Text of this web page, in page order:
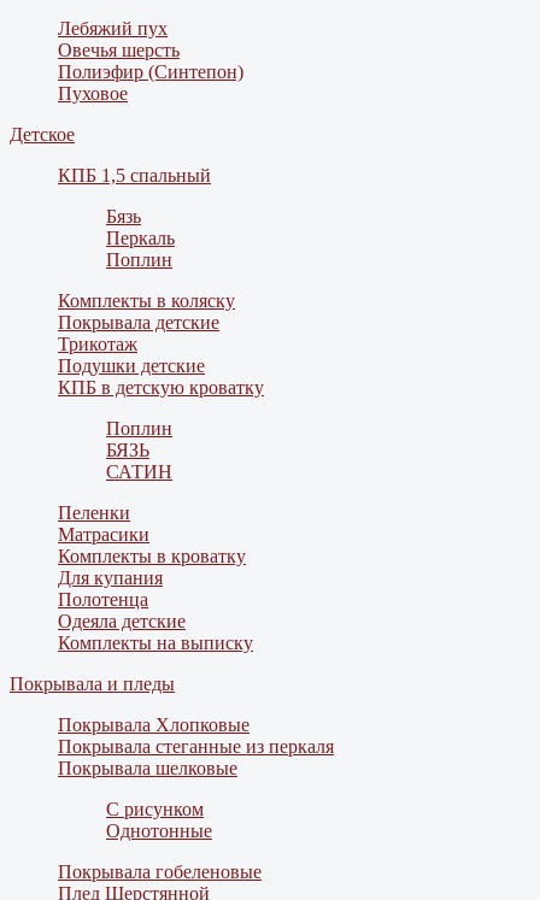
Лебяжий пух
Овечья шерсть
Полиэфир (Синтепон)
Пуховое
Детское
КПБ 1,5 спальный
Бязь
Перкаль
Поплин
Комплекты в коляску
Покрывала детские
Трикотаж
Подушки детские
КПБ в детскую кроватку
Поплин
БЯЗЬ
САТИН
Пеленки
Матрасики
Комплекты в кроватку
Для купания
Полотенца
Одеяла детские
Комплекты на выписку
Покрывала и пледы
Покрывала Хлопковые
Покрывала стеганные из перкаля
Покрывала шелковые
С рисунком
Однотонные
Покрывала гобеленовые
Плед Шерстянной